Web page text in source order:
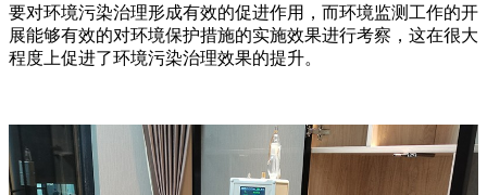
要对环境污染治理形成有效的促进作用，而环境监测工作的开
展能够有效的对环境保护措施的实施效果进行考察，这在很大
程度上促进了环境污染治理效果的提升。